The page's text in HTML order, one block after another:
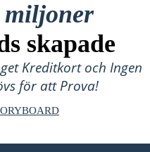
miljoner
skapade
Kreditkort och Ingen
för att Prova!